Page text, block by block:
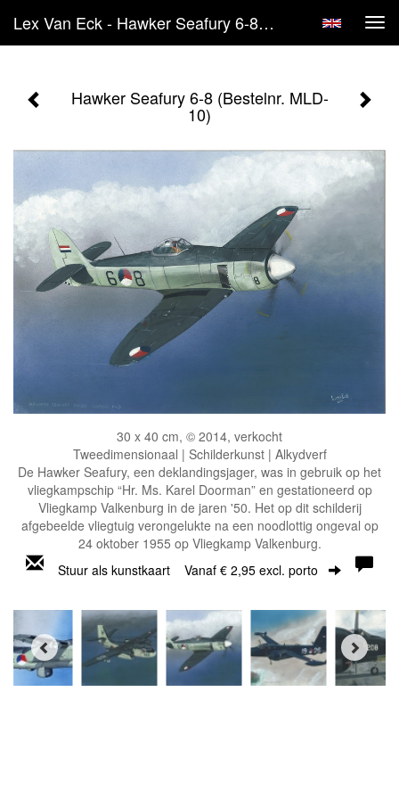
Lex Van Eck - Hawker Seafury 6-8 (Bestelnr. MLD-10)
Hawker Seafury 6-8 (Bestelnr. MLD-
10)
30 x 40 cm, © 2014, verkocht
Tweedimensionaal | Schilderkunst | Alkydverf
De Hawker Seafury, een deklandingsjager, was in gebruik op het
vliegkampschip “Hr. Ms. Karel Doorman” en gestationeerd op
Vliegkamp Valkenburg in de jaren '50. Het op dit schilderij
afgebeelde vliegtuig verongelukte na een noodlottig ongeval op
24 oktober 1955 op Vliegkamp Valkenburg.
Stuur als kunstkaart Vanaf € 2,95 excl. porto